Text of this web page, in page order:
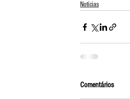
Notícias
Comentários